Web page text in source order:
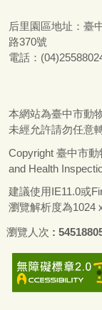
后里園區地址： 臺
路370號
電話：
本網站為臺中市動
未經允許請勿任意
Copyright 臺中市動
and Health
建議使用IE11.0或
瀏覽解析度為1024
瀏覽人次